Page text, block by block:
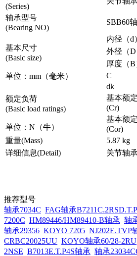
(Series)
轴承型号
(Bearing NO)
SBB60
基本尺寸
(Basic size)
单位：mm（毫米）
内径（d
外径（D
厚度（B
C
dk
额定负荷
(Basic load ratings)
单位：N（牛）
基本额
(Cr)
基本额
(Cor)
重量(Mass)
5.87 kg
详细信息(Detail)
关节轴承
推荐型号
轴承7034C FAG轴承
7200C HM89446/HM89410-B轴承 轴
轴承29356 KOYO 7205 NJ202E.TVP
CRBC20025UU KOYO轴承60/28-2RU
2NSE B7013E.T.P4S轴承 轴承